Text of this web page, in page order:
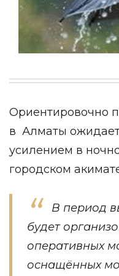
Ориентировочно
в Алматы
усилением в
городском
В период
будет
оперативных
оснащённых